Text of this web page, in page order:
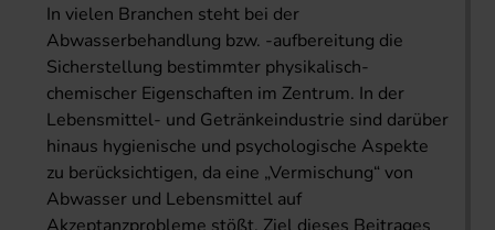
In vielen Branchen steht bei der
Abwasserbehandlung bzw. -aufbereitung die
Sicherstellung bestimmter physikalisch-
chemischer Eigenschaften im Zentrum. In der
Lebensmittel- und Getränkeindustrie sind darüber
hinaus hygienische und psychologische Aspekte
zu berücksichtigen, da eine „Vermischung“ von
Abwasser und Lebensmittel auf
Akzeptanzprobleme stößt. Ziel dieses Beitrages